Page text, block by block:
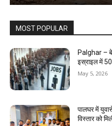
MOST POPULAR
Palghar –
इस्राइल में
May 5, 2026
पालघर में
विस्तार को